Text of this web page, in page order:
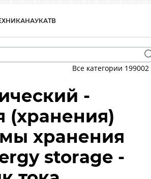
НАУКАТВ
Все категории 199002
-
(хранения)
хранения
storage -